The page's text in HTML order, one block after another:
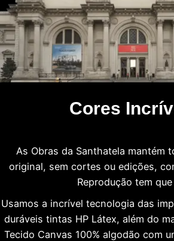
Cores
As Obras da Santhatela mantém
original, sem cortes ou edições,
Reprodução tem que
Usamos a incrível tecnologia das
duráveis tintas HP Látex, além do
Tecido Canvas 100% algodão com